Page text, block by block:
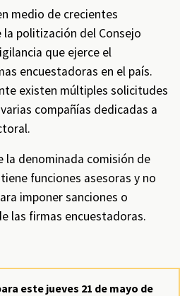
medio de crecientes
politización del Consejo
que ejerce el
encuestadoras en el país.
existen múltiples solicitudes
compañías dedicadas a
la denominada comisión de
funciones asesoras y no
imponer sanciones o
las firmas encuestadoras.
este jueves 21 de mayo de